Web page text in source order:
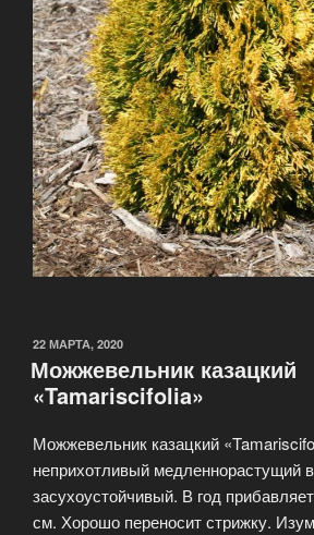
ОПУБЛИКОВАНО
22 МАРТА, 2020
Можжевельник казацкий
«Tamariscifolia»
Можжевельник казацкий
неприхотливый медленнорастущий
засухоустойчивый. В год
см. Хорошо переносит стрижку.